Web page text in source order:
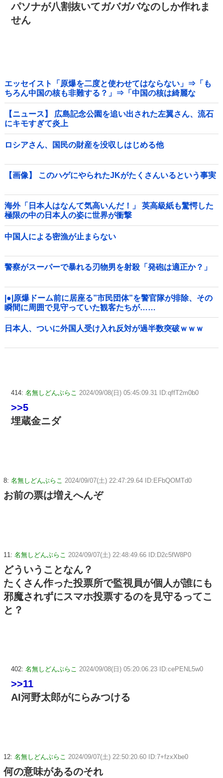
パソナが八割抜いてガバガバなのしか作れま
せん
エッセイスト「原爆を二度と使わせてはならない」⇒「も
ちろん中国の核も非難する？」⇒「中国の核は綺麗な
核！」
【ニュース】 広島記念公園を追い出された左翼さん、流石
にキモすぎて炎上
ロシアさん、国民の財産を没収しはじめる他
【画像】 このハゲにやられたJKがたくさんいるという事実
海外「日本人はなんて気高いんだ！」 英高級紙も驚愕した
極限の中の日本人の姿に世界が衝撃
中国人による密漁が止まらない
警察がスーパーで暴れる刃物男を射殺「発砲は適正か？」
|●|原爆ドーム前に居座る”市民団体”を警官隊が排除、その
瞬間に周囲で見守っていた観客たちが……
日本人、ついに外国人受け入れ反対が過半数突破ｗｗｗ
414: 名無しどんぶらこ 2024/09/08(日) 05:45:09.31 ID:qffT2m0b0
>>5
埋蔵金ニダ
8: 名無しどんぶらこ 2024/09/07(土) 22:47:29.64 ID:EFbQOMTd0
お前の票は増えへんぞ
11: 名無しどんぶらこ 2024/09/07(土) 22:48:49.66 ID:D2c5fW8P0
どういうことなん？
たくさん作った投票所で監視員が個人が誰にも
邪魔されずにスマホ投票するのを見守るってこ
と？
402: 名無しどんぶらこ 2024/09/08(日) 05:20:06.23 ID:cePENL5w0
>>11
AI河野太郎がにらみつける
12: 名無しどんぶらこ 2024/09/07(土) 22:50:20.60 ID:7+fzxXbe0
何の意味があるのそれ